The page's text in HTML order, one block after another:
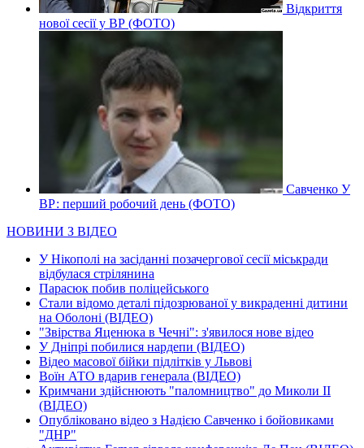
Відкриття
нової сесії у ВР (ФОТО)
Савченко У
ВР: перший робочий день (ФОТО)
НОВИНИ З ВІДЕО
У Нікополі на засіданні позачергової сесії міськради
відбулася стрілянина
Парасюк побив поліцейського
Стали відомо деталі підозрюваної у викраденні дитини
на Оболоні (ВІДЕО)
"Звірства Яценюка в Чечні": з'явилося нове відео
У Дніпрі побилися нардепи (ВІДЕО)
Відео масової бійки підлітків у Львові
Воїн АТО вдарив генерала (ВІДЕО)
Кримчани здійснюють "паломництво" до Миколи ІІ
(ВІДЕО)
Опубліковано відео з Надією Савченко і бойовиками
"ДНР"